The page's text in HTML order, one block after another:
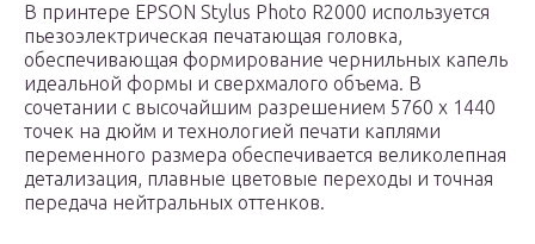
В принтере EPSON Stylus Photo R2000 используется
пьезоэлектрическая печатающая головка,
обеспечивающая формирование чернильных капель
идеальной формы и сверхмалого объема. В
сочетании с высочайшим разрешением 5760 х 1440
точек на дюйм и технологией печати каплями
переменного размера обеспечивается великолепная
детализация, плавные цветовые переходы и точная
передача нейтральных оттенков.